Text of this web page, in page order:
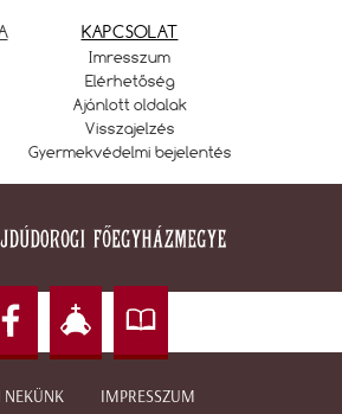
KAPCSOLAT
Imresszum
Elérhetőség
Ajánlott oldalak
Visszajelzés
Gyermekvédelmi bejelentés
NEKÜNK IMPRESSZUM